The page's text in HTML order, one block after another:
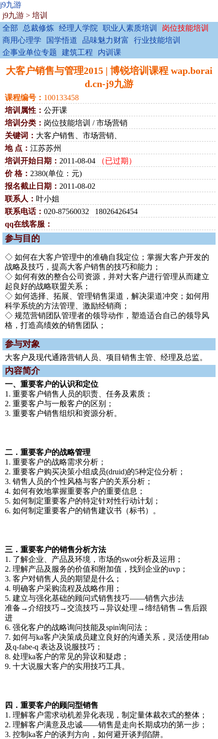
j9九游
j9九游 > 培训
全部
总裁修炼 经理人学院 职业人素质培训
岗位技能培训
商用心理学
国学悟道 品味魅力财富
行业技能培训
企事业单位专题
建筑工程 内训课
大客户销售与管理2015 | 博锐培训课程 wap.borai
d.cn-j9九游
课程编号： 100133458
培训属性： 公开课
培训分类： 岗位技能培训 / 市场营销
关键词： 大客户销售、市场营销、
地 点： 江苏苏州
培训开始日期： 2011-08-04
（已过期）
价 格： 2380(单位：元)
报名截止日期： 2011-08-02
联系人： 叶小姐
联系电话： 020-87560032 18026426454
qq在线客服：
参与目的
◇ 如何在大客户管理中的准确自我定位；掌握大客户开发的
战略及技巧，提高大客户销售的技巧和能力；
◇ 如何有效的整合公司资源，并对大客户进行管理从而建立
起良好的战略联盟关系；
◇ 如何选择、拓展、管理销售渠道，解决渠道冲突；如何用
科学系统的方法管理、激励经销商；
◇ 规范营销团队管理者的领导动作，塑造适合自己的领导风
格，打造高绩效的销售团队；
参与对象
大客户及现代通路营销人员、项目销售主管、经理及总监。
内容简介
一、重要客户的认识和定位
1. 重要客户销售人员的职责、任务及素质；
2. 重要客户与一般客户的区别；
3. 重要客户销售组织和资源分析。
二．重要客户的战略管理
1. 重要客户的战略需求分析；
2. 重要客户购买决策小组成员(druid)的5种定位分析；
3. 销售人员的个性风格与客户的关系分析；
4. 如何有效地掌握重要客户的重要信息；
5. 如何制定重要客户的特定针对性行动计划；
6. 如何制定重要客户的销售建议书（标书）。
三．重要客户的销售分析方法
1. 了解企业、产品及环境，市场的swot分析及运用；
2. 理解产品及服务的价值和附加值，找到企业的uvp；
3. 客户对销售人员的期望是什么；
4. 明确客户采购流程及战略作用；
5. 建立与强化基础的顾问式销售技巧——销售六步法
准备→介绍技巧→交流技巧→异议处理→缔结销售→售后跟
进
6. 强化客户的战略询问技能及spin询问法；
7. 如何与ka客户决策成员建立良好的沟通关系，灵活使用fab
及q-fabe-q 表达及说服技巧；
8. 处理ka客户的常见的异议和疑虑；
9. 十大说服大客户的实用技巧工具。
四．重要客户的顾问型销售
1. 理解客户需求动机差异化表现，制定量体裁衣式的整体；
2. 理解客户满意及忠诚——销售是走向长期成功的第一步；
3. 控制ka客户的谈判方向，如何避开谈判陷阱。